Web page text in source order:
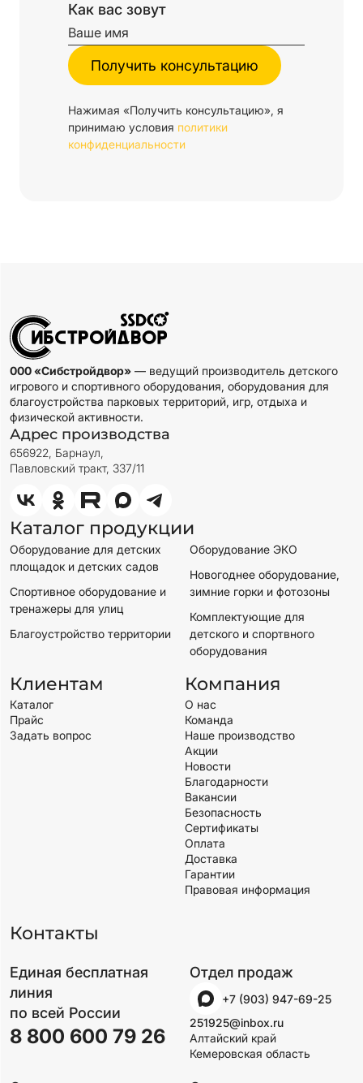
Как вас зовут
Нажимая «Получить консультацию», я
принимаю условия политики
конфиденциальности
000 «Сибстройдвор» — ведущий производитель детского
игрового и спортивного оборудования, оборудования для
благоустройства парковых территорий, игр, отдыха и
физической активности.
Адрес производства
656922, Барнаул,
Павловский тракт, 337/11
Каталог продукции
Оборудование для детских
площадок и детских садов
Спортивное оборудование и
тренажеры для улиц
Благоустройство территории
Оборудование ЭКО
Новогоднее оборудование,
зимние горки и фотозоны
Комплектующие для
детского и спортвного
оборудования
Клиентам
Каталог
Прайс
Задать вопрос
Компания
О нас
Команда
Наше производство
Акции
Новости
Благодарности
Вакансии
Безопасность
Сертификаты
Оплата
Доставка
Гарантии
Правовая информация
Контакты
Единая бесплатная
линия
по всей России
8 800 600 79 26
Отдел продаж
+7 (903) 947-69-25
251925@inbox.ru
Алтайский край
Кемеровская область